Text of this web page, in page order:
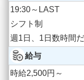
19:30～LAST
シフト制
週1日、1日数時間
給与
時給2,500円～